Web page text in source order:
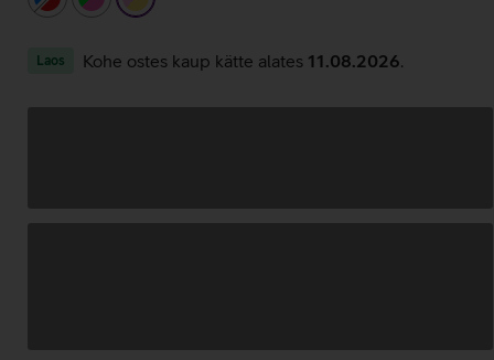
Laos Kohe ostes kaup kätte alates 11.08.2026